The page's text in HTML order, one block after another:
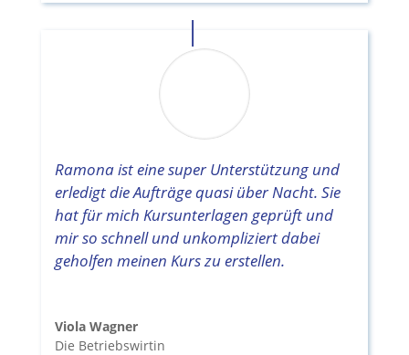
Ramona ist eine super Unterstützung und
erledigt die Aufträge quasi über Nacht. Sie
hat für mich Kursunterlagen geprüft und
mir so schnell und unkompliziert dabei
geholfen meinen Kurs zu erstellen.
Viola Wagner
Die Betriebswirtin